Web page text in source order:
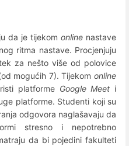
da je tijekom online nastave
ritma nastave. Procjenjuju
za nešto više od polovice
mogućih 7). Tijekom online
platforme Google Meet i
platforme. Studenti koji su
odgovora naglašavaju da
stresno i nepotrebno
da bi pojedini fakulteti